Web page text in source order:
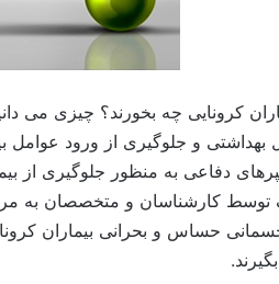
کرونایی چه بخورند؟ چیزی می
و جلوگیری از ورود عوامل
توسط کارشناسان و متخصصان به
حساس و بحرانی بیماران